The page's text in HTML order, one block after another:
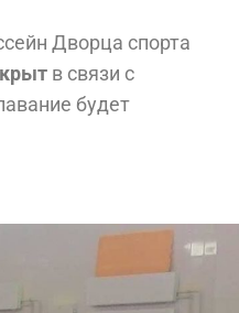
Дворца спорта
в связи с
будет